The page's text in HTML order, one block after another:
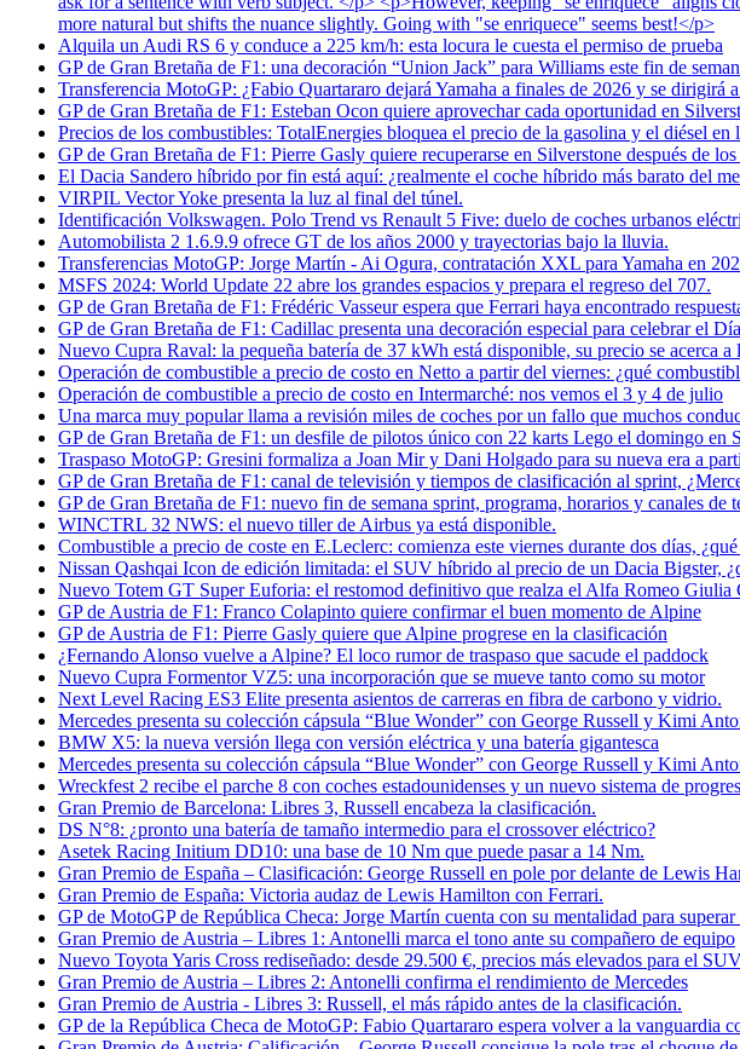
more natural but shifts the nuance slightly. Going with "se enriquece" seems best!</p>
Alquila un Audi RS 6 y conduce a 225 km/h: esta locura le cuesta el permiso de prueba
GP de Gran Bretaña de F1: una decoración “Union Jack” para Williams este fin de
Transferencia MotoGP: ¿Fabio Quartararo dejará Yamaha a finales de 2026 y se dirigirá
GP de Gran Bretaña de F1: Esteban Ocon quiere aprovechar cada oportunidad en
Precios de los combustibles: TotalEnergies bloquea el precio de la gasolina y el diésel en
GP de Gran Bretaña de F1: Pierre Gasly quiere recuperarse en Silverstone después de
El Dacia Sandero híbrido por fin está aquí: ¿realmente el coche híbrido más barato del
VIRPIL Vector Yoke presenta la luz al final del túnel.
Identificación Volkswagen. Polo Trend vs Renault 5 Five: duelo de coches urbanos
Automobilista 2 1.6.9.9 ofrece GT de los años 2000 y trayectorias bajo la lluvia.
Transferencias MotoGP: Jorge Martín - Ai Ogura, contratación XXL para Yamaha en
MSFS 2024: World Update 22 abre los grandes espacios y prepara el regreso del 707.
GP de Gran Bretaña de F1: Frédéric Vasseur espera que Ferrari haya encontrado
GP de Gran Bretaña de F1: Cadillac presenta una decoración especial para celebrar el
Nuevo Cupra Raval: la pequeña batería de 37 kWh está disponible, su precio se acerca a
Operación de combustible a precio de costo en Netto a partir del viernes: ¿qué
Operación de combustible a precio de costo en Intermarché: nos vemos el 3 y 4 de julio
Una marca muy popular llama a revisión miles de coches por un fallo que muchos
GP de Gran Bretaña de F1: un desfile de pilotos único con 22 karts Lego el domingo en
Traspaso MotoGP: Gresini formaliza a Joan Mir y Dani Holgado para su nueva era a
GP de Gran Bretaña de F1: canal de televisión y tiempos de clasificación al sprint,
GP de Gran Bretaña de F1: nuevo fin de semana sprint, programa, horarios y canales de
WINCTRL 32 NWS: el nuevo tiller de Airbus ya está disponible.
Combustible a precio de coste en E.Leclerc: comienza este viernes durante dos días,
Nissan Qashqai Icon de edición limitada: el SUV híbrido al precio de un Dacia Bigster,
Nuevo Totem GT Super Euforia: el restomod definitivo que realza el Alfa Romeo Giulia
GP de Austria de F1: Franco Colapinto quiere confirmar el buen momento de Alpine
GP de Austria de F1: Pierre Gasly quiere que Alpine progrese en la clasificación
¿Fernando Alonso vuelve a Alpine? El loco rumor de traspaso que sacude el paddock
Nuevo Cupra Formentor VZ5: una incorporación que se mueve tanto como su motor
Next Level Racing ES3 Elite presenta asientos de carreras en fibra de carbono y vidrio.
Mercedes presenta su colección cápsula “Blue Wonder” con George Russell y Kimi
BMW X5: la nueva versión llega con versión eléctrica y una batería gigantesca
Mercedes presenta su colección cápsula “Blue Wonder” con George Russell y Kimi
Wreckfest 2 recibe el parche 8 con coches estadounidenses y un nuevo sistema de
Gran Premio de Barcelona: Libres 3, Russell encabeza la clasificación.
DS N°8: ¿pronto una batería de tamaño intermedio para el crossover eléctrico?
Asetek Racing Initium DD10: una base de 10 Nm que puede pasar a 14 Nm.
Gran Premio de España – Clasificación: George Russell en pole por delante de Lewis
Gran Premio de España: Victoria audaz de Lewis Hamilton con Ferrari.
GP de MotoGP de República Checa: Jorge Martín cuenta con su mentalidad para superar
Gran Premio de Austria – Libres 1: Antonelli marca el tono ante su compañero de equipo
Nuevo Toyota Yaris Cross rediseñado: desde 29.500 €, precios más elevados para el
Gran Premio de Austria – Libres 2: Antonelli confirma el rendimiento de Mercedes
Gran Premio de Austria - Libres 3: Russell, el más rápido antes de la clasificación.
GP de la República Checa de MotoGP: Fabio Quartararo espera volver a la vanguardia